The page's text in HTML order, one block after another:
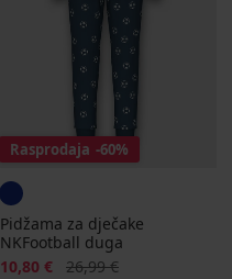
Rasprodaja -60%
Pidžama za dječake
NKFootball duga
Popust
10,80 € Prvobitna cijena
26,99 €